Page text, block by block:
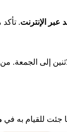
عبر الإنترنت.
للقيام به في